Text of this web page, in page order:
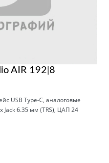
AIR 192|8
USB Type-C, аналоговые
Jack 6.35 мм (TRS), ЦАП 24